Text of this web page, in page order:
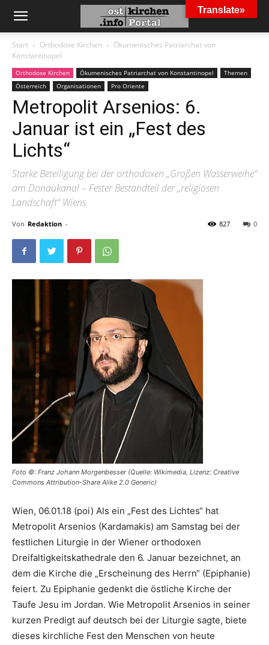
Start Orthodoxe Kirchen
Ökumenisches Patriarchat von
Konstantinopel
Orthodoxe Kirchen Ökumenisches Patriarchat von Konstantinopel
Themen
Österreich
Organisationen Pro Oriente
Metropolit Arsenios: 6.
Januar ist ein „Fest des
Lichts“
Starke Beteiligung bei der orthodoxen „Großen Wasserweihe“
am Donaukanal – Fester Bestandteil der „religiösen
Landschaft“ Wiens
Von Redaktion - 0
827
Foto ©: Franz Johann Morgenbesser (Quelle: Wikimedia, Lizenz: Creative
Commons Attribution-Share Alike 2.0 Generic)
Wien, 06.01.18 (poi) Als ein „Fest des Lichtes“ hat
Metropolit Arsenios (Kardamakis) am Samstag bei der
festlichen Liturgie in der Wiener orthodoxen
Dreifaltigkeitskathedrale den 6. Januar bezeichnet, an
dem die Kirche die „Erscheinung des Herrn“ (Epiphanie)
feiert. Zu Epiphanie gedenkt die östliche Kirche der
Taufe Jesu im Jordan. Wie Metropolit Arsenios in seiner
kurzen Predigt auf deutsch bei der Liturgie sagte, biete
dieses kirchliche Fest den Menschen von heute
Translate»